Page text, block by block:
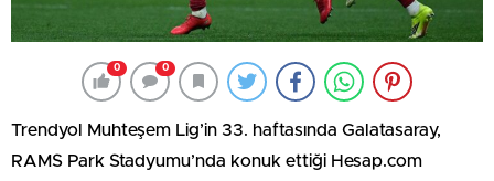
0 0
Trendyol Muhteşem Lig’in 33. haftasında Galatasaray,
RAMS Park Stadyumu’nda konuk ettiği Hesap.com